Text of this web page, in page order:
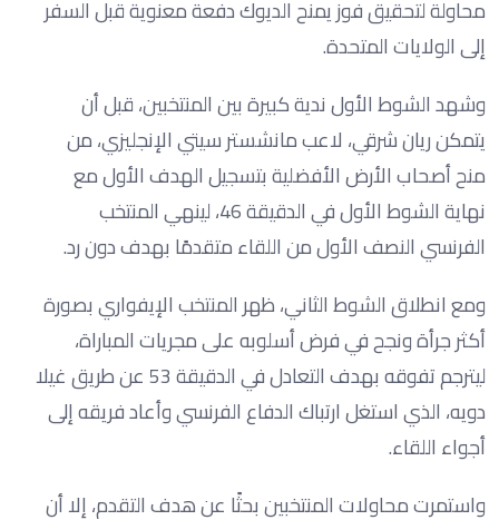
محاولة لتحقيق فوز يمنح الديوك دفعة معنوية قبل السفر
إلى الولايات المتحدة.
وشهد الشوط الأول ندية كبيرة بين المنتخبين، قبل أن
يتمكن ريان شرقي، لاعب مانشستر سيتي الإنجليزي، من
منح أصحاب الأرض الأفضلية بتسجيل الهدف الأول مع
نهاية الشوط الأول في الدقيقة 46، لينهي المنتخب
الفرنسي النصف الأول من اللقاء متقدمًا بهدف دون رد.
ومع انطلاق الشوط الثاني، ظهر المنتخب الإيفواري بصورة
أكثر جرأة ونجح في فرض أسلوبه على مجريات المباراة،
ليترجم تفوقه بهدف التعادل في الدقيقة 53 عن طريق غيلا
دويه، الذي استغل ارتباك الدفاع الفرنسي وأعاد فريقه إلى
أجواء اللقاء.
واستمرت محاولات المنتخبين بحثًا عن هدف التقدم، إلا أن